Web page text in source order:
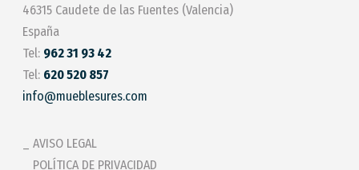
46315 Caudete de las Fuentes (Valencia)
España
Tel: 962 31 93 42
Tel: 620 520 857
info@mueblesures.com
AVISO LEGAL
POLÍTICA DE PRIVACIDAD